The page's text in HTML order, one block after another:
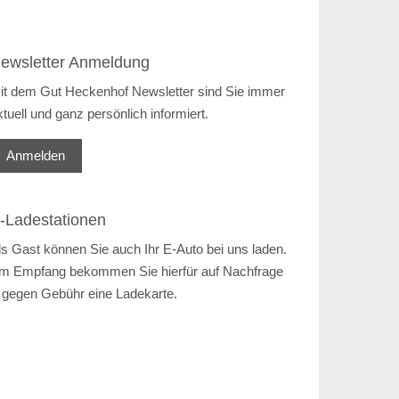
Anmeldung
dem Gut Heckenhof Newsletter sind Sie immer
und ganz persönlich informiert.
Anmelden
Ladestationen
Gast können Sie auch Ihr E-Auto bei uns laden.
Empfang bekommen Sie hierfür auf Nachfrage
Gebühr eine Ladekarte.